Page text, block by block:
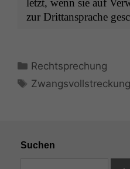
let­zt, wenn sie auf
zur Drit­tansprache
Kategorien
Rechtsprechung
Schlagwörter
Zwangsvollstreckung
Suchen